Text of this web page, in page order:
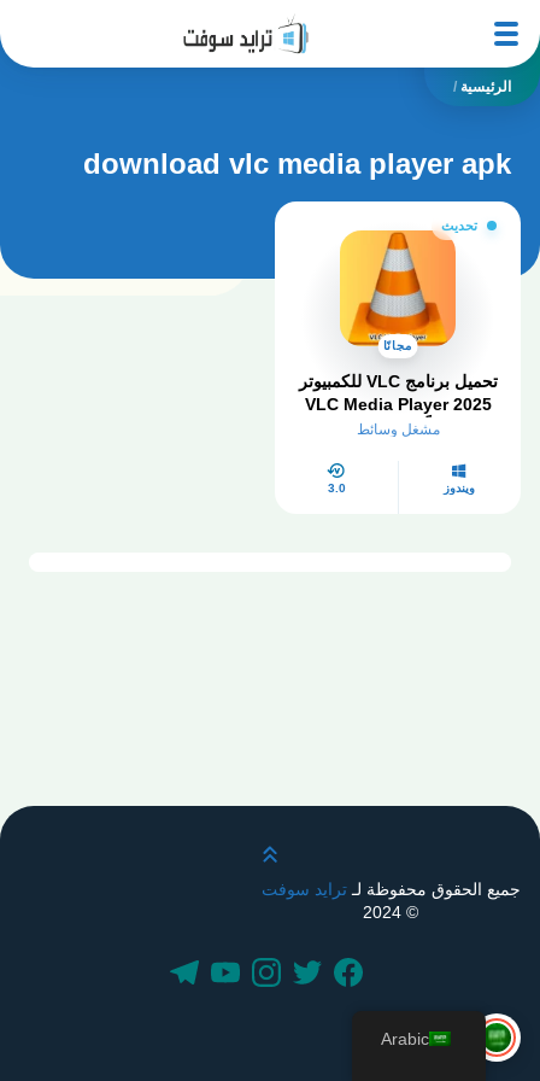
الرئيسية /
download vlc media player apk
تحديث
مجانًا
تحميل برنامج VLC للكمبيوتر
VLC Media Player 2025
مجاناً من ميديافاير
مشغل وسائط
ويندوز 3.0
قم بالتمرير لأعلى
جميع الحقوق محفوظة لـترايد سوفت
© 2024
Arabic